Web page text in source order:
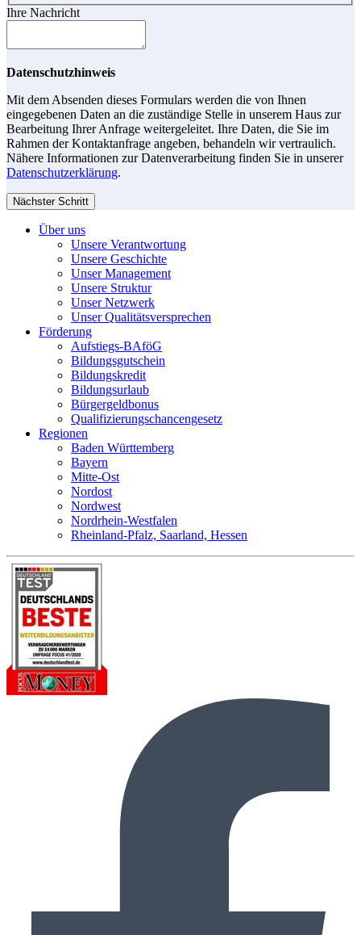
Ihre Nachricht
Datenschutzhinweis
Mit dem Absenden dieses Formulars werden die von Ihnen
eingegebenen Daten an die zuständige Stelle in unserem Haus zur
Bearbeitung Ihrer Anfrage weitergeleitet. Ihre Daten, die Sie im
Rahmen der Kontaktanfrage angeben, behandeln wir vertraulich.
Nähere Informationen zur Datenverarbeitung finden Sie in unserer
Datenschutzerklärung.
Nächster Schritt
Über uns
Unsere Verantwortung
Unsere Geschichte
Unser Management
Unsere Struktur
Unser Netzwerk
Unser Qualitätsversprechen
Förderung
Aufstiegs-BAföG
Bildungsgutschein
Bildungskredit
Bildungsurlaub
Bürgergeldbonus
Qualifizierungschancengesetz
Regionen
Baden Württemberg
Bayern
Mitte-Ost
Nordost
Nordwest
Nordrhein-Westfalen
Rheinland-Pfalz, Saarland, Hessen